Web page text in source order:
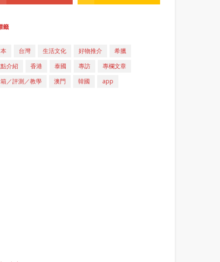
籤
台灣 生活文化 好物推介
希臘
介紹
香港 泰國 專訪
專欄文章
／評測／教學
澳門 韓國 app